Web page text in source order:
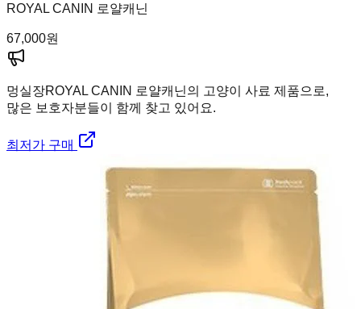
ROYAL CANIN 로얄캐닌
67,000원
멍실장ROYAL CANIN 로얄캐닌의 고양이 사료 제품으로,
많은 보호자분들이 함께 찾고 있어요.
최저가 구매